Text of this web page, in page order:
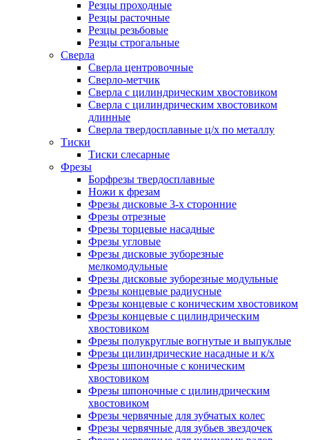
Резцы проходные
Резцы расточные
Резцы резьбовые
Резцы строгальные
Сверла
Сверла центровочные
Сверло-метчик
Сверла с цилиндрическим хвостовиком
Сверла с цилиндрическим хвостовиком
длинные
Сверла твердосплавные ц/х по металлу
Тиски
Тиски слесарные
Фрезы
Борфрезы твердосплавные
Ножи к фрезам
Фрезы дисковые 3-х сторонние
Фрезы отрезные
Фрезы торцевые насадные
Фрезы угловые
Фрезы дисковые зуборезные
мелкомодульные
Фрезы дисковые зуборезные модульные
Фрезы концевые радиусные
Фрезы концевые с коническим хвостовиком
Фрезы концевые с цилиндрическим
хвостовиком
Фрезы полукруглые вогнутые и выпуклые
Фрезы цилиндрические насадные и к/х
Фрезы шпоночные с коническим
хвостовиком
Фрезы шпоночные с цилиндрическим
хвостовиком
Фрезы червячные для зубчатых колес
Фрезы червячные для зубьев звездочек